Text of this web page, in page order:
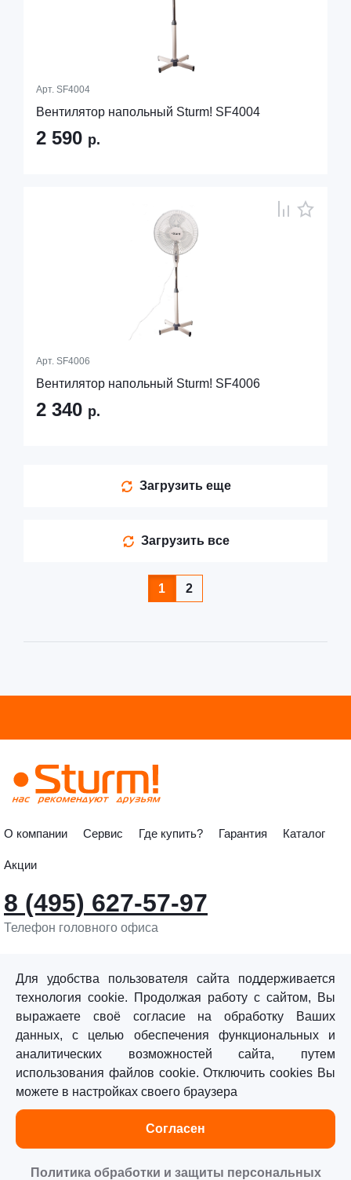
Арт. SF4004
Вентилятор напольный Sturm! SF4004
2 590 р.
Арт. SF4006
Вентилятор напольный Sturm! SF4006
2 340 р.
Загрузить еще
Загрузить все
1 2
О компании Сервис Где купить? Гарантия Каталог
Акции
8 (495) 627-57-97
Телефон головного офиса
©«Sturm!» 2011–2026 ®
Все права защищены.
Политика обработки персональных данных
Для удобства пользователя сайта поддерживается
технология cookie. Продолжая работу с сайтом, Вы
выражаете своё согласие на обработку Ваших
данных, с целью обеспечения функциональных и
аналитических возможностей сайта, путем
использования файлов cookie. Отключить cookies Вы
можете в настройках своего браузера
Согласен
Политика обработки и защиты персональных